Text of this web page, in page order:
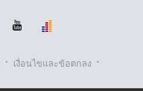
· เงื่อนไขและข้อตกลง ·